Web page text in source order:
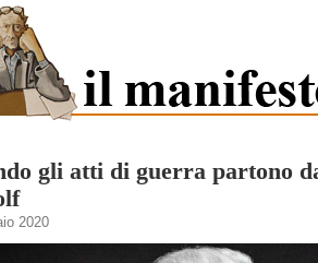
gli atti di guerra partono
2020